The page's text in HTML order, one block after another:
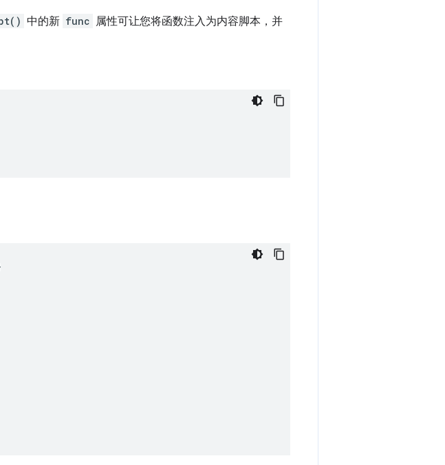
中的新 func 属性可让您将函数注入为内容脚本，并